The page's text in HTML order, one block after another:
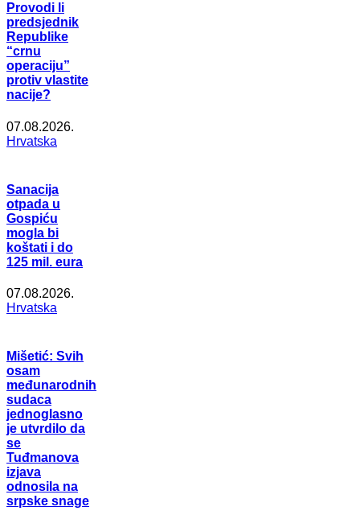
Provodi li
predsjednik
Republike
“crnu
operaciju”
protiv vlastite
nacije?
07.08.2026.
Hrvatska
Sanacija
otpada u
Gospiću
mogla bi
koštati i do
125 mil. eura
07.08.2026.
Hrvatska
Mišetić: Svih
osam
međunarodnih
sudaca
jednoglasno
je utvrdilo da
se
Tuđmanova
izjava
odnosila na
srpske snage